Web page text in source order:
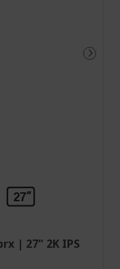
| 27" 2K IPS